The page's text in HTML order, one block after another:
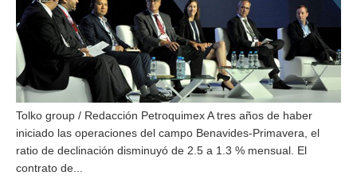
Tolko group / Redacción Petroquimex A tres años de haber
iniciado las operaciones del campo Benavides-Primavera, el
ratio de declinación disminuyó de 2.5 a 1.3 % mensual. El
contrato de...